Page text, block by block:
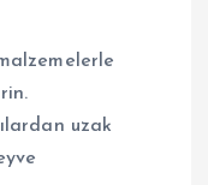
uzak